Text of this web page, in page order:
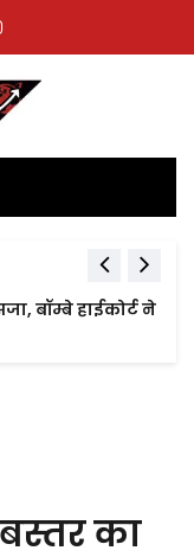
बॉम्बे हाईकोर्ट ने
का